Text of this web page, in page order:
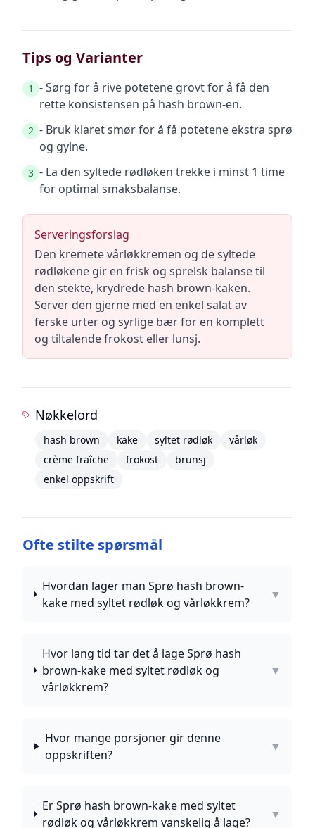
Tips og Varianter
1 - Sørg for å rive potetene grovt for å få den
rette konsistensen på hash brown-en.
2 - Bruk klaret smør for å få potetene ekstra sprø
og gylne.
3 - La den syltede rødløken trekke i minst 1 time
for optimal smaksbalanse.
Serveringsforslag
Den kremete vårløkkremen og de syltede
rødløkene gir en frisk og sprelsk balanse til
den stekte, krydrede hash brown-kaken.
Server den gjerne med en enkel salat av
ferske urter og syrlige bær for en komplett
og tiltalende frokost eller lunsj.
Nøkkelord
hash brown kake syltet rødløk
vårløk
crème fraîche
frokost
brunsj
enkel oppskrift
Ofte stilte spørsmål
Hvordan lager man Sprø hash brown-
kake med syltet rødløk og vårløkkrem?
▼
Hvor lang tid tar det å lage Sprø hash
brown-kake med syltet rødløk og
vårløkkrem?
▼
Hvor mange porsjoner gir denne
oppskriften?
▼
Er Sprø hash brown-kake med syltet
rødløk og vårløkkrem vanskelig å lage?
▼